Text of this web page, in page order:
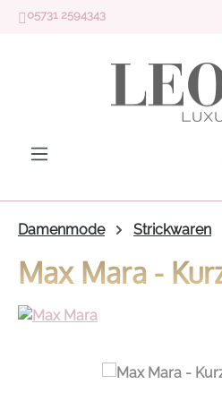
Zum Hauptinhalt springen
05731 2594343
Damenmode Strickwaren
Max Mara -